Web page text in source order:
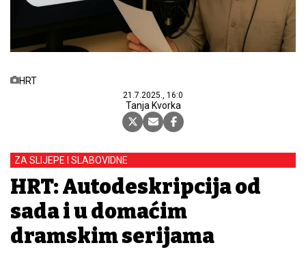
HRT
21.7.2025., 16:0
Tanja Kvorka
ZA SLIJEPE I SLABOVIDNE
HRT: Autodeskripcija od
sada i u domaćim
dramskim serijama